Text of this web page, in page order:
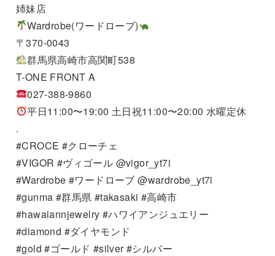
姉妹店
Wardrobe(ワードローブ)
〒370-0043
群馬県高崎市高関町538
T-ONE FRONT A
027-388-9860
平日11:00〜19:00 土日祝11:00〜20:00 水曜定休
.
#CROCE #クローチェ
#VIGOR #ヴィゴール @vigor_yt7i
#Wardrobe #ワードローブ @wardrobe_yt7i
#gunma #群馬県 #takasaki #高崎市
#hawaiannjewelry #ハワイアンジュエリー
#diamond #ダイヤモンド
#gold #ゴールド #silver #シルバー